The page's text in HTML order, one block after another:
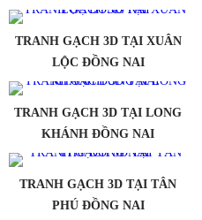
TRANH GẠCH 3D TẠI XUÂN
LỘC ĐỒNG NAI
TRANH GẠCH 3D TẠI LONG
KHÁNH ĐỒNG NAI
TRANH GẠCH 3D TẠI TÂN
PHÚ ĐỒNG NAI